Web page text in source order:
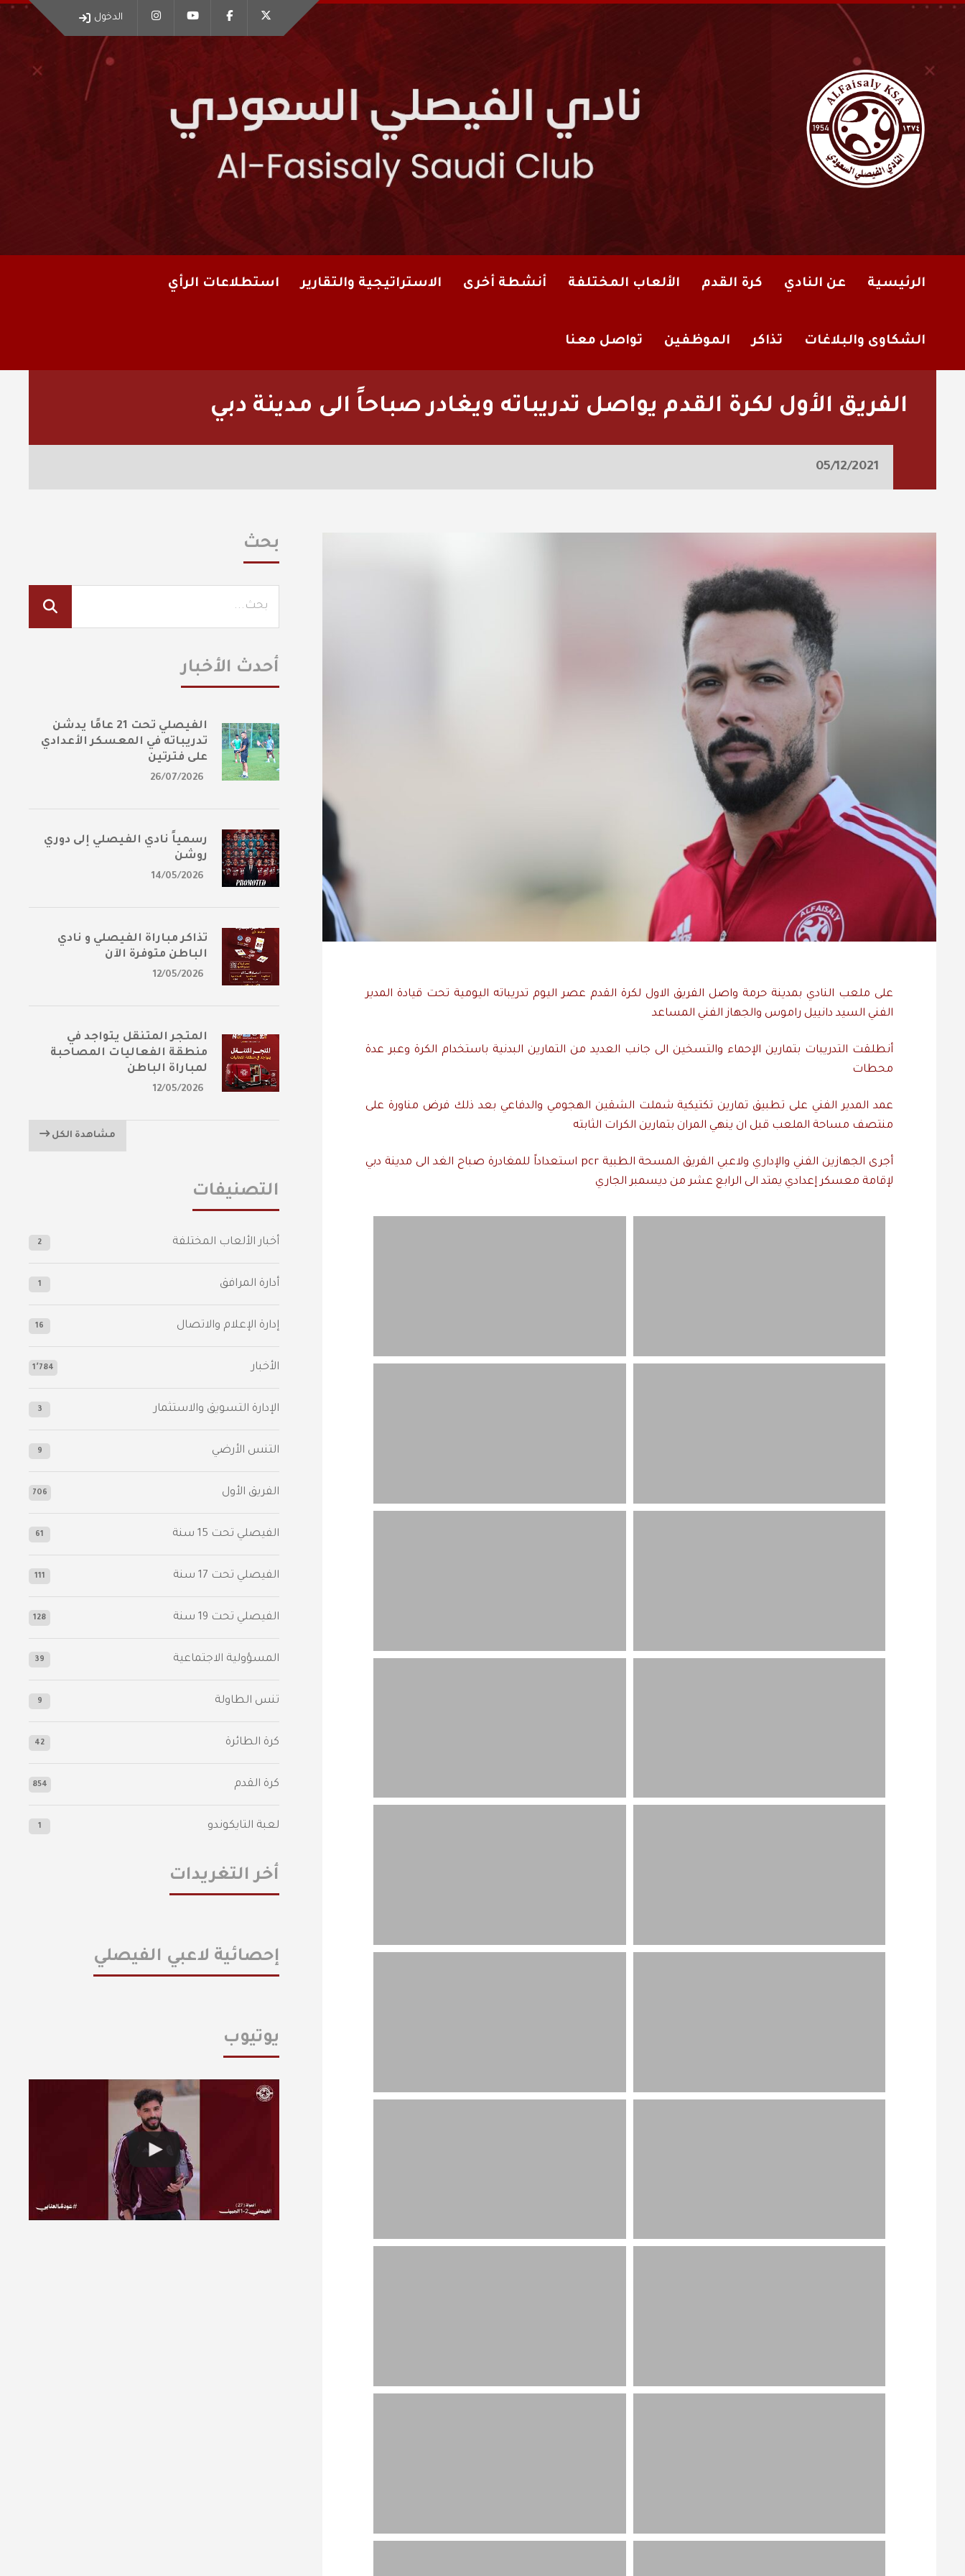
الدخول
الرئيسية عن النادي كرة القدم الألعاب المختلفة أنشطة أخرى الاستراتيجية والتقارير استطلاعات الرأي
الشكاوى والبلاغات تذاكر الموظفين تواصل معنا
الفريق الأول لكرة القدم يواصل تدريباته ويغادر صباحاً الى مدينة دبي
05/12/2021
على ملعب النادي بمدينة حرمة واصل الفريق الاول لكرة القدم عصر اليوم تدريباته اليومية تحت قيادة المدير
الفني السيد دانييل راموس والجهاز الفني المساعد
أنطلقت التدريبات بتمارين الإحماء والتسخين الى جانب العديد من التمارين البدنية باستخدام الكرة وعبر عدة
محطات
عمد المدير الفني على تطبيق تمارين تكتيكية شملت الشقين الهجومي والدفاعي بعد ذلك فرض مناورة على
منتصف مساحة الملعب قبل ان ينهي المران بتمارين الكرات الثابته
أجرى الجهازين الفني والإداري ولاعبي الفريق المسحة الطبية pcr استعداداً للمغادرة صباح الغد الى مدينة دبي
لإقامة معسكر إعدادي يمتد الى الرابع عشر من ديسمبر الجاري
بحث
أحدث الأخبار
الفيصلي تحت 21 عامًا يدشن
تدريباته في المعسكر الأعدادي
على فترتين
26/07/2026
رسمياً نادي الفيصلي إلى دوري
روشن
14/05/2026
تذاكر مباراة الفيصلي و نادي
الباطن متوفرة الآن
12/05/2026
المتجر المتنقل يتواجد في
منطقة الفعاليات المصاحبة
لمباراة الباطن
12/05/2026
مشاهدة الكل
التصنيفات
أخبار الألعاب المختلفة 2
أدارة المرافق 1
إدارة الإعلام والاتصال 16
الأخبار 1٬784
الإدارة التسويق والاستثمار 3
التنس الأرضي 9
الفريق الأول 706
الفيصلي‬⁩ تحت 15 سنة 61
‫الفيصلي‬⁩ تحت 17 سنة 111
الفيصلي‬⁩ تحت 19 سنة 128
المسؤولية الاجتماعية 39
تنس الطاولة 9
كرة الطائرة 42
كرة القدم 854
لعبة التايكوندو 1
أخر التغريدات
إحصائية لاعبي الفيصلي
يوتيوب